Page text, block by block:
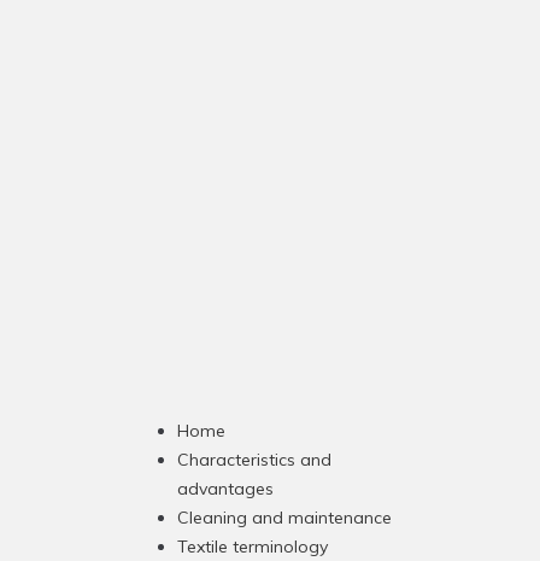
Home
Characteristics and
advantages
Cleaning and maintenance
Textile terminology